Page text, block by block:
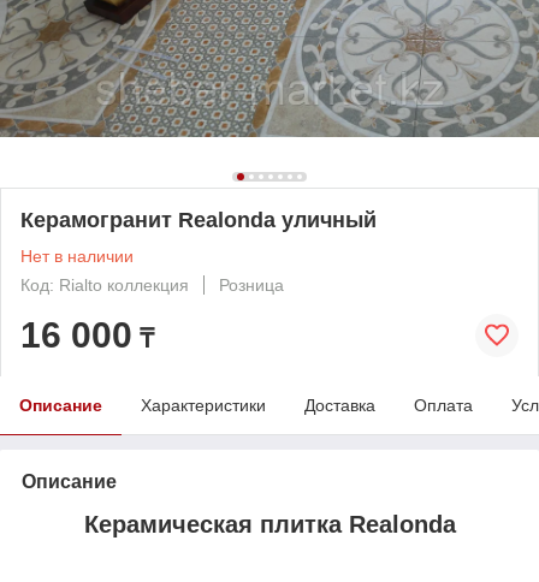
Керамогранит Realonda уличный
Нет в наличии
Код: Rialto коллекция
Розница
16 000 ₸
Описание Характеристики Доставка Оплата
Описание
Керамическая плитка Realonda